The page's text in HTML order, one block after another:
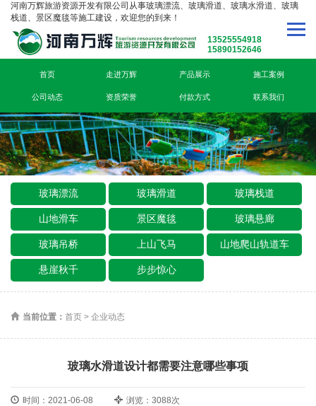
河南万辉旅游资源开发有限公司从事玻璃漂流、玻璃滑道、玻璃水滑道、玻璃
栈道、景区魔毯等施工建设，欢迎您的到来！
13525554918
15890152646
首页 走进万辉 产品展示 施工案例
公司动态 资质荣誉 付款方式 联系我们
玻璃漂流 玻璃滑道 玻璃栈道
山地滑车 景区魔毯 玻璃悬廊
玻璃吊桥 上山飞马 山地爬山轨道车
悬崖秋千 步步惊心
当前位置： 首页 > 企业动态
玻璃水滑道设计都需要注意哪些事项
时间：2021-06-08 浏览：3088次